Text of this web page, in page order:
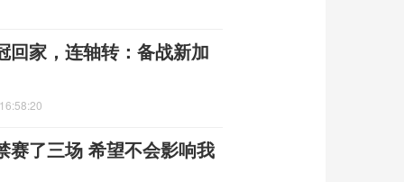
回家，连轴转：备战新加
赛了三场 希望不会影响我